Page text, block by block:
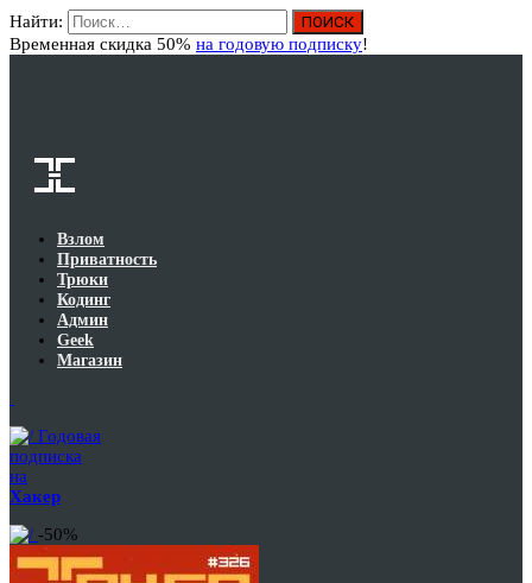
Найти:
Временная скидка 50% на годовую подписку!
Взлом
Приватность
Трюки
Кодинг
Админ
Geek
Магазин
Годовая
подписка
на
Хакер
-50%